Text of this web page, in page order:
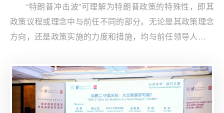
“特朗普冲击波”可理解为特朗普政策的特殊性，即其
政策议程或理念中与前任不同的部分。无论是其政策理念
方向，还是政策实施的力度和措施，均与前任领导人存在